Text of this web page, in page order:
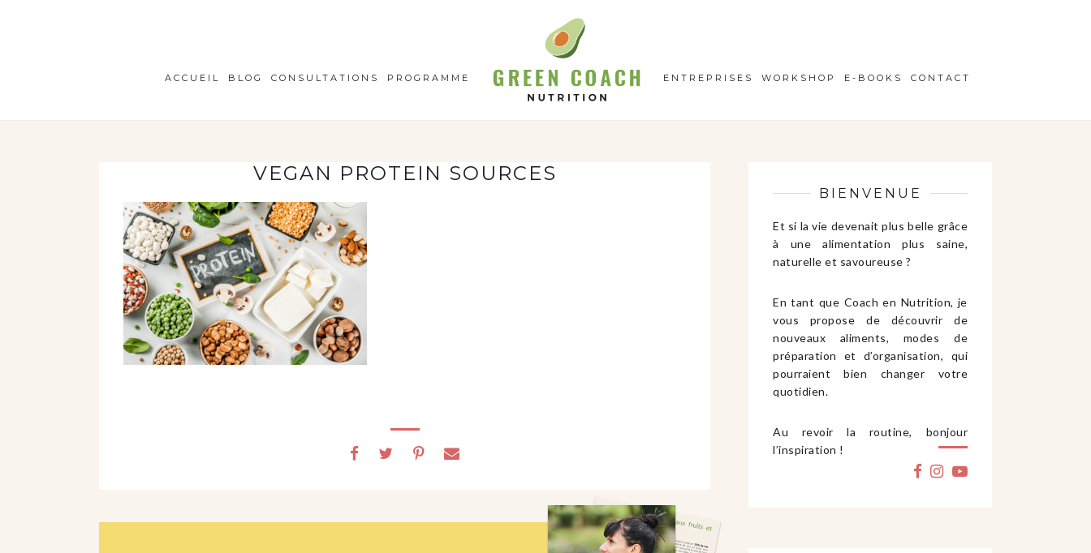
ACCUEIL BLOG CONSULTATIONS PROGRAMME
GCN
ENTREPRISES WORKSHOP E-BOOKS CONTACT
VEGAN PROTEIN SOURCES
BIENVENUE
Et si la vie devenait plus belle grâce
à une alimentation plus saine,
naturelle et savoureuse ?
En tant que Coach en Nutrition, je
vous propose de découvrir de
nouveaux aliments, modes de
préparation et d’organisation, qui
pourraient bien changer votre
quotidien.
Au revoir la routine, bonjour
l’inspiration !